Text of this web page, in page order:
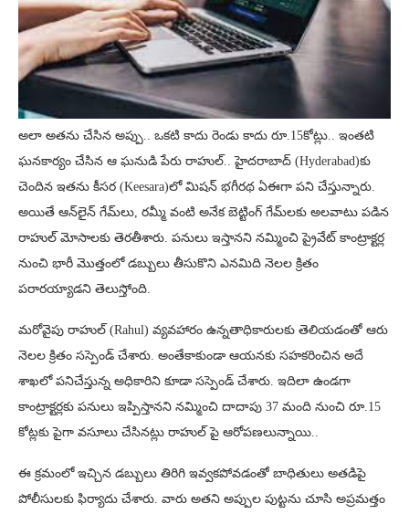
అలా అతను చేసిన అప్పు.. ఒకటి కాదు రెండు కాదు రూ.15కోట్లు.. ఇంతటి
ఘనకార్యం చేసిన ఆ ఘనుడి పేరు రాహుల్.. హైదరాబాద్ (Hyderabad)కు
చెందిన ఇతను కీసర (Keesara)లో మిషన్ భగీరథ ఏఈగా పని చేస్తున్నారు.
అయితే ఆన్‌లైన్ గేమ్‌లు, రమ్మీ వంటి అనేక బెట్టింగ్ గేమ్‌లకు అలవాటు పడిన
రాహుల్ మోసాలకు తెరతీశారు. పనులు ఇస్తానని నమ్మించి ప్రైవేట్ కాంట్రాక్టర్ల
నుంచి భారీ మొత్తంలో డబ్బులు తీసుకొని ఎనమిది నెలల క్రితం
పరారయ్యాడని తెలుస్తోంది.
మరోవైపు రాహుల్ (Rahul) వ్యవహారం ఉన్నతాధికారులకు తెలియడంతో ఆరు
నెలల క్రితం సస్పెండ్ చేశారు. అంతేకాకుండా ఆయనకు సహకరించిన అదే
శాఖలో పనిచేస్తున్న అధికారిని కూడా సస్పెండ్ చేశారు. ఇదిలా ఉండగా
కాంట్రాక్టర్లకు పనులు ఇప్పిస్తానని నమ్మించి దాదాపు 37 మంది నుంచి రూ.15
కోట్లకు పైగా వసూలు చేసినట్లు రాహుల్ పై ఆరోపణలున్నాయి..
ఈ క్రమంలో ఇచ్చిన డబ్బులు తిరిగి ఇవ్వకపోవడంతో బాధితులు అతడిపై
పోలీసులకు ఫిర్యాదు చేశారు. వారు అతని అప్పుల పుట్టను చూసి అప్రమత్తం